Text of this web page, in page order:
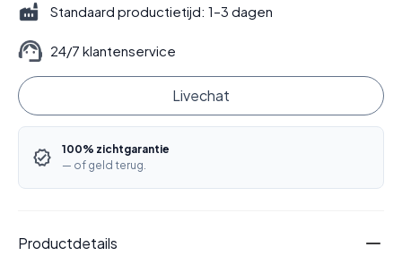
Standaard productietijd: 1–3 dagen
24/7 klantenservice
Livechat
100% zichtgarantie
— of geld terug.
Productdetails